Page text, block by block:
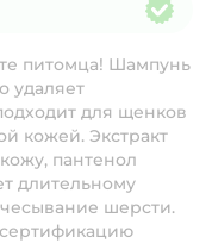
питомца! Шампунь
удаляет
для щенков
кожей. Экстракт
пантенол
длительному
шерсти.